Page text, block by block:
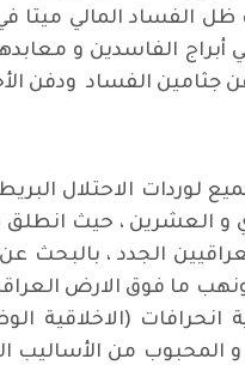
الفساد المالي
أبراج الفاسدين و
جثامين الفساد ودفن
لوردات الاحتلال
و العشرين ، حيث
الجدد ، بالبحث
ما فوق الارض
(الاخلاقية
المحبوب من الأساليب